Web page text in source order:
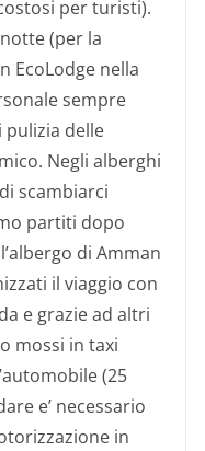
per turisti).
(per la
EcoLodge nella
sempre
pulizia delle
Negli alberghi
scambiarci
partiti dopo
di Amman
il viaggio con
e grazie ad altri
mossi in taxi
(25
e’ necessario
in